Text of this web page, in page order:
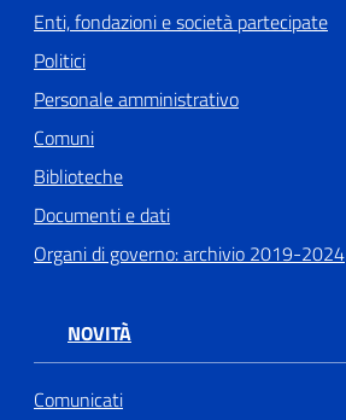
Enti, fondazioni e società partecipate
Politici
Personale amministrativo
Comuni
Biblioteche
Documenti e dati
Organi di governo: archivio 2019-2024
NOVITÀ
Comunicati